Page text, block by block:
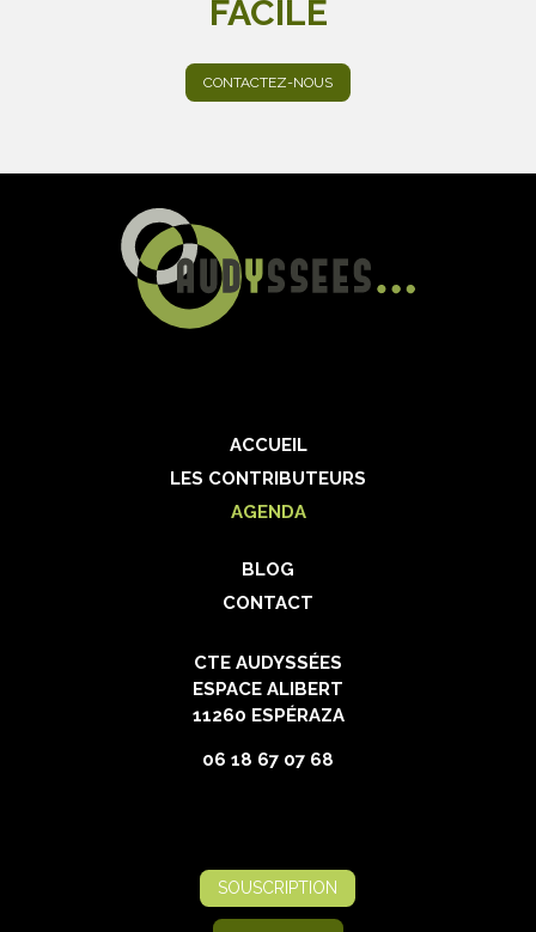
FACILE
CONTACTEZ-NOUS
ACCUEIL
LES CONTRIBUTEURS
AGENDA
BLOG
CONTACT
CTE AUDYSSÉES
ESPACE ALIBERT
11260 ESPÉRAZA
06 18 67 07 68
SOUSCRIPTION